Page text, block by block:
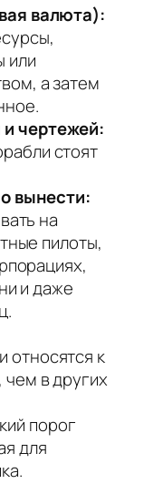
валюта):
или
а затем
чертежей:
стоят
вынести:
на
пилоты,
и даже
относятся к
чем в других
порог
для